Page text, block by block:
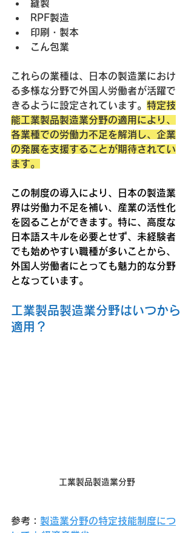
縫製
RPF製造
印刷・製本
こん包業
これらの業種は、日本の製造業におけ
る多様な分野で外国人労働者が活躍で
きるように設定されています。 特定技
能工業製品製造業分野の適用により、
各業種での労働力不足を解消し、企業
の発展を支援することが期待されてい
ます。
この制度の導入により、日本の製造業
界は労働力不足を補い、産業の活性化
を図ることができます。特に、高度な
日本語スキルを必要とせず、未経験者
でも始めやすい職種が多いことから、
外国人労働者にとっても魅力的な分野
となっています。
工業製品製造業分野はいつから
適用？
工業製品製造業分野
参考： 製造業分野の特定技能制度につ